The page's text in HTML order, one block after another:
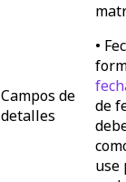
Campos de
detalles
•
de
use